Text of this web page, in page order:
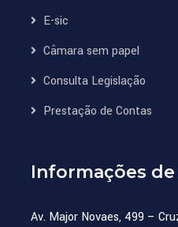
E-sic
Câmara sem papel
Consulta Legislação
Prestação de Contas
Informações
Av. Major Novaes, 499 –